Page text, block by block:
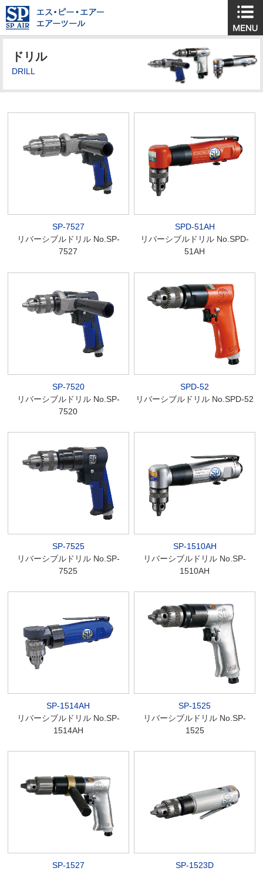
ドリル
DRILL
SP-7527
リバーシブルドリル No.SP-
7527
SPD-51AH
リバーシブルドリル No.SPD-
51AH
SP-7520
リバーシブルドリル No.SP-
7520
SPD-52
リバーシブルドリル No.SPD-52
SP-7525
リバーシブルドリル No.SP-
7525
SP-1510AH
リバーシブルドリル No.SP-
1510AH
SP-1514AH
リバーシブルドリル No.SP-
1514AH
SP-1525
リバーシブルドリル No.SP-
1525
SP-1527
SP-1523D